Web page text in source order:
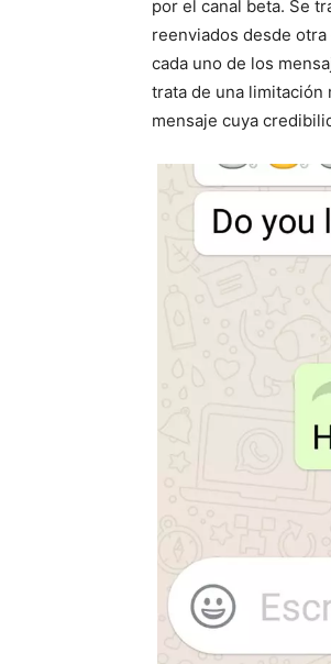
por el canal beta. Se
reenviados desde
cada uno de los
trata de una limitación
mensaje cuya